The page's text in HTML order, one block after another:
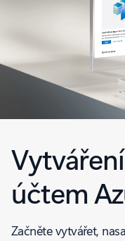
účtem
Začněte vytvářet,